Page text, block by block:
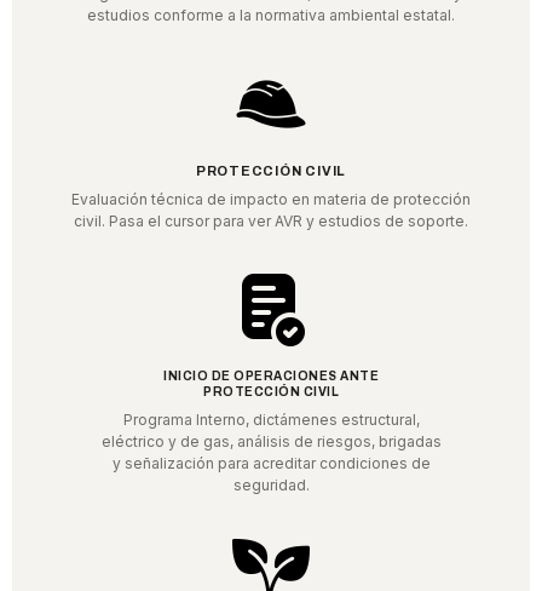
estudios conforme a la normativa ambiental estatal.
PROTECCIÓN CIVIL
Evaluación técnica de impacto en materia de protección
civil. Pasa el cursor para ver AVR y estudios de soporte.
INICIO DE OPERACIONES ANTE
PROTECCIÓN CIVIL
Programa Interno, dictámenes estructural,
eléctrico y de gas, análisis de riesgos, brigadas
y señalización para acreditar condiciones de
seguridad.